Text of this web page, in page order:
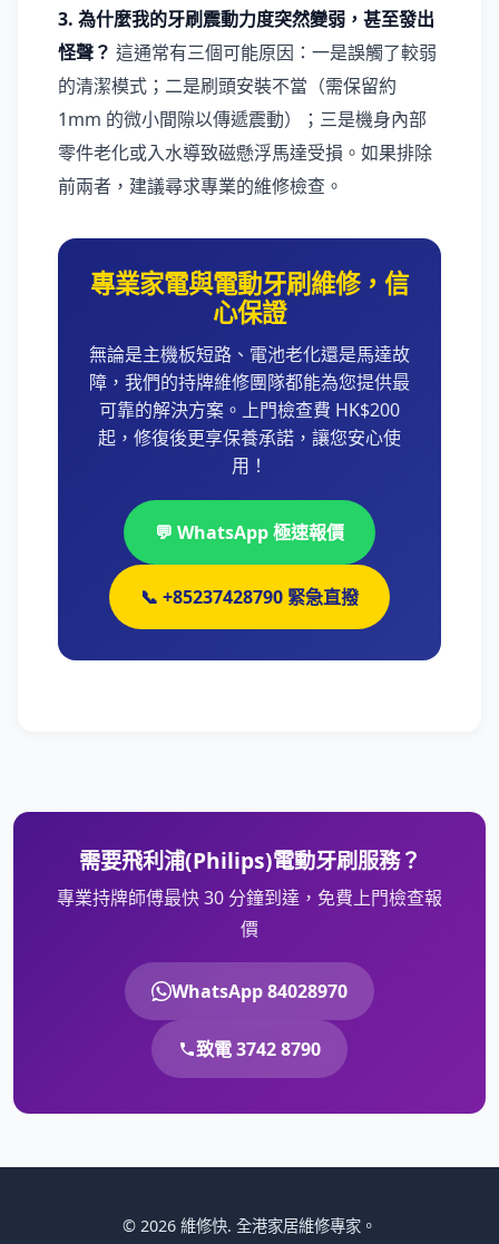
3. 為什麼我的牙刷震動力度突然變弱，甚至發出
怪聲？ 這通常有三個可能原因：一是誤觸了較弱
的清潔模式；二是刷頭安裝不當（需保留約
1mm 的微小間隙以傳遞震動）；三是機身內部
零件老化或入水導致磁懸浮馬達受損。如果排除
前兩者，建議尋求專業的維修檢查。
專業家電與電動牙刷維修，信
心保證
無論是主機板短路、電池老化還是馬達故
障，我們的持牌維修團隊都能為您提供最
可靠的解決方案。上門檢查費 HK$200
起，修復後更享保養承諾，讓您安心使
用！
💬 WhatsApp 極速報價
📞 +85237428790 緊急直撥
需要飛利浦(Philips)電動牙刷服務？
專業持牌師傅最快 30 分鐘到達，免費上門檢查報
價
WhatsApp 84028970
致電 3742 8790
© 2026 維修快. 全港家居維修專家。